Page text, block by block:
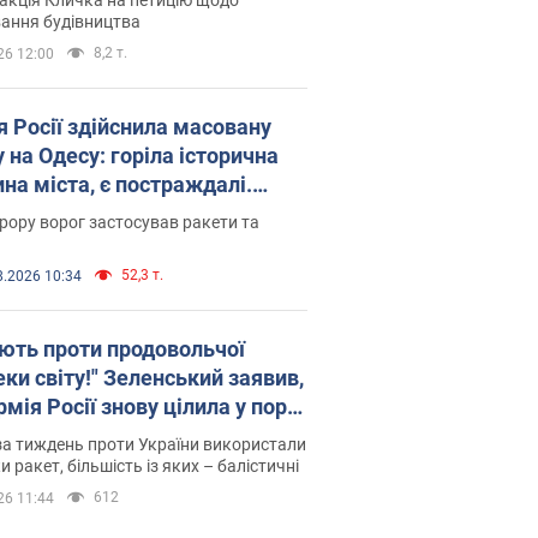
вірянина"
будівництва
12:00 8,2 т.
Росії здійснила масовану
на Одесу: горіла історична
міста, є постраждалі.
відео
ворог застосував ракети та
10:34 52,3 т.
проти продовольчої
світу!" Зеленський заявив,
Росії знову цілила у порт
тиждень проти України використали
ракет, більшість із яких – балістичні
11:44 612